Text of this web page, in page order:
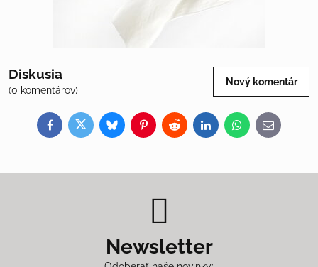
Diskusia
(0 komentárov)
Nový komentár
FacebookTwitterBlueskyPinterestRedditLinkedInWhatsApp
E-
mail
Newsletter